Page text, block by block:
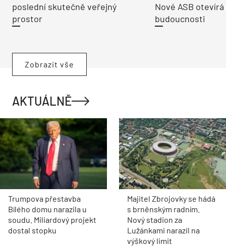
poslední skutečně veřejný
prostor
Nové ASB
budoucnosti
Zobrazit vše
AKTUÁLNĚ
Trumpova přestavba
Bílého domu narazila u
soudu. Miliardový projekt
dostal stopku
Majitel Zbrojovky se hádá
s brněnským radním.
Nový stadion za
Lužánkami narazil na
výškový limit